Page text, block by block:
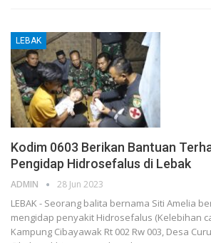
LEBAK
Kodim 0603 Berikan Bantuan
Pengidap Hidrosefalus di Lebak
ADMIN 28 Jun 2023
LEBAK - Seorang balita bernama Siti Amelia
mengidap penyakit Hidrosefalus (Kelebihan
Kampung Cibayawak Rt 002 Rw 003, Desa